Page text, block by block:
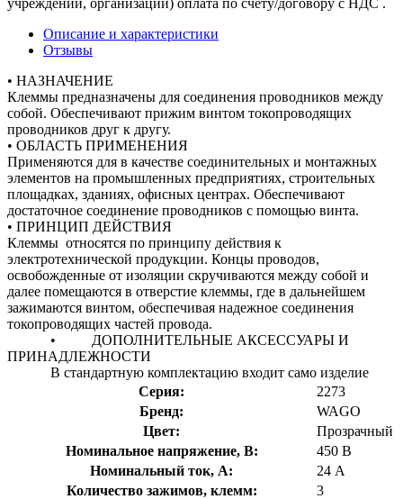
Описание и характеристики
Отзывы
• НАЗНАЧЕНИЕ
Клеммы предназначены для соединения проводников между
собой. Обеспечивают прижим винтом токопроводящих
проводников друг к другу.
• ОБЛАСТЬ ПРИМЕНЕНИЯ
Применяются для в качестве соединительных и монтажных
элементов на промышленных предприятиях, строительных
площадках, зданиях, офисных центрах. Обеспечивают
достаточное соединение проводников с помощью винта.
• ПРИНЦИП ДЕЙСТВИЯ
Клеммы относятся по принципу действия к
электротехнической продукции. Концы проводов,
освобожденные от изоляции скручиваются между собой и
далее помещаются в отверстие клеммы, где в дальнейшем
зажимаются винтом, обеспечивая надежное соединения
токопроводящих частей провода.
• ДОПОЛНИТЕЛЬНЫЕ АКСЕССУАРЫ И
ПРИНАДЛЕЖНОСТИ
В стандартную комплектацию входит само изделие
Серия:
2273
Бренд:
WAGO
Цвет:
Прозрачный
Номинальное напряжение, В:
450 В
Номинальный ток, А:
24 А
Количество зажимов, клемм:
3